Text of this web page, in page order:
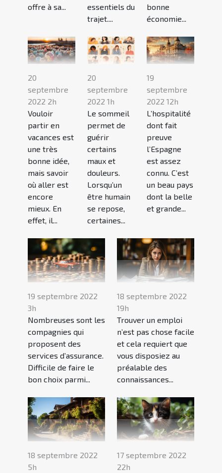
offre à sa...
essentiels du
trajet....
bonne
économie...
20
septembre
2022 2h
Vouloir
partir en
vacances est
une très
bonne idée,
mais savoir
où aller est
encore
mieux. En
effet, il...
20
septembre
2022 1h
Le sommeil
permet de
guérir
certains
maux et
douleurs.
Lorsqu’un
être humain
se repose,
certaines...
19
septembre
2022 12h
L’hospitalité
dont fait
preuve
l’Espagne
est assez
connu. C’est
un beau pays
dont la belle
et grande...
19 septembre 2022
3h
Nombreuses sont les
compagnies qui
proposent des
services d’assurance.
Difficile de faire le
bon choix parmi...
18 septembre 2022
19h
Trouver un emploi
n’est pas chose facile
et cela requiert que
vous disposiez au
préalable des
connaissances...
18 septembre 2022
5h
17 septembre 2022
22h